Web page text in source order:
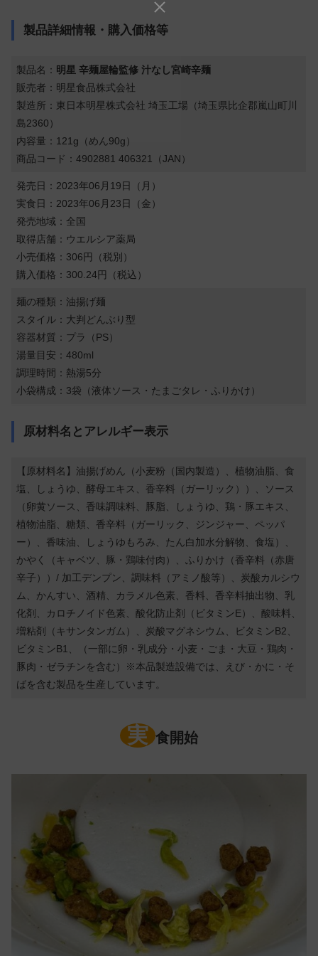
製品詳細情報・購入価格等
製品名： 明星 辛麺屋輪監修 汁なし宮崎辛麺
販売者：明星食品株式会社
製造所：東日本明星株式会社 埼玉工場（埼玉県比企郡嵐山町川
島2360）
内容量：121g（めん90g）
商品コード：4902881 406321（JAN）
発売日：2023年06月19日（月）
実食日：2023年06月23日（金）
発売地域：全国
取得店舗：ウエルシア薬局
小売価格：306円（税別）
購入価格：300.24円（税込）
麺の種類：油揚げ麺
スタイル：大判どんぶり型
容器材質：プラ（PS）
湯量目安：480ml
調理時間：熱湯5分
小袋構成：3袋（液体ソース・たまごタレ・ふりかけ）
原材料名とアレルギー表示
【原材料名】油揚げめん（小麦粉（国内製造）、植物油脂、食
塩、しょうゆ、酵母エキス、香辛料（ガーリック））、ソース
（卵黄ソース、香味調味料、豚脂、しょうゆ、鶏・豚エキス、
植物油脂、糖類、香辛料（ガーリック、ジンジャー、ペッパ
ー）、香味油、しょうゆもろみ、たん白加水分解物、食塩）、
かやく（キャベツ、豚・鶏味付肉）、ふりかけ（香辛料（赤唐
辛子））/ 加工デンプン、調味料（アミノ酸等）、炭酸カルシウ
ム、かんすい、酒精、カラメル色素、香料、香辛料抽出物、乳
化剤、カロチノイド色素、酸化防止剤（ビタミンE）、酸味料、
増粘剤（キサンタンガム）、炭酸マグネシウム、ビタミンB2、
ビタミンB1、（一部に卵・乳成分・小麦・ごま・大豆・鶏肉・
豚肉・ゼラチンを含む）※本品製造設備では、えび・かに・そ
ばを含む製品を生産しています。
実 食開始